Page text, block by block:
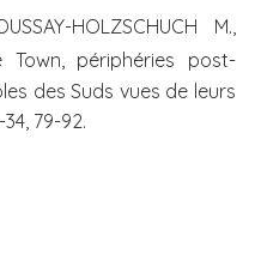
HOLZSCHUCH M.,
Town, périphéries post-
des Suds vues de leurs
34, 79-92.